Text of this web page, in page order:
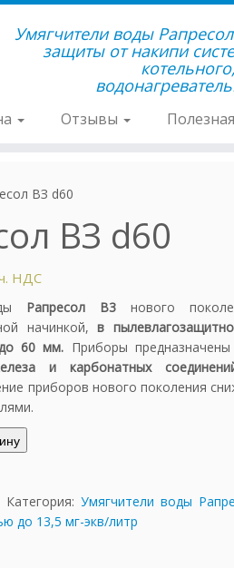
Умягчители воды
защиты от накипи
Отзывы
ВЗ d60
ВЗ d60
НДС
Рапресол В3нового
начинкой,в
60 мм. Приборы
и карбонатных
приборов нового поколения
Категория: Умягчители воды
до 13,5 мг-экв/литр